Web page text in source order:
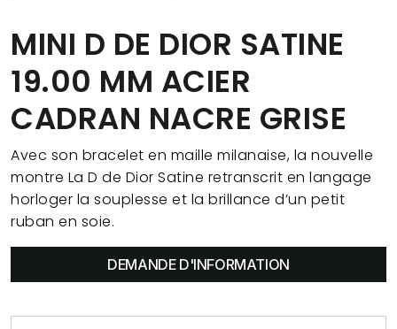
MINI D DE DIOR SATINE
19.00 MM ACIER
CADRAN NACRE GRISE
Avec son bracelet en maille milanaise, la nouvelle
montre La D de Dior Satine retranscrit en langage
horloger la souplesse et la brillance d’un petit
ruban en soie.
DEMANDE D'INFORMATION